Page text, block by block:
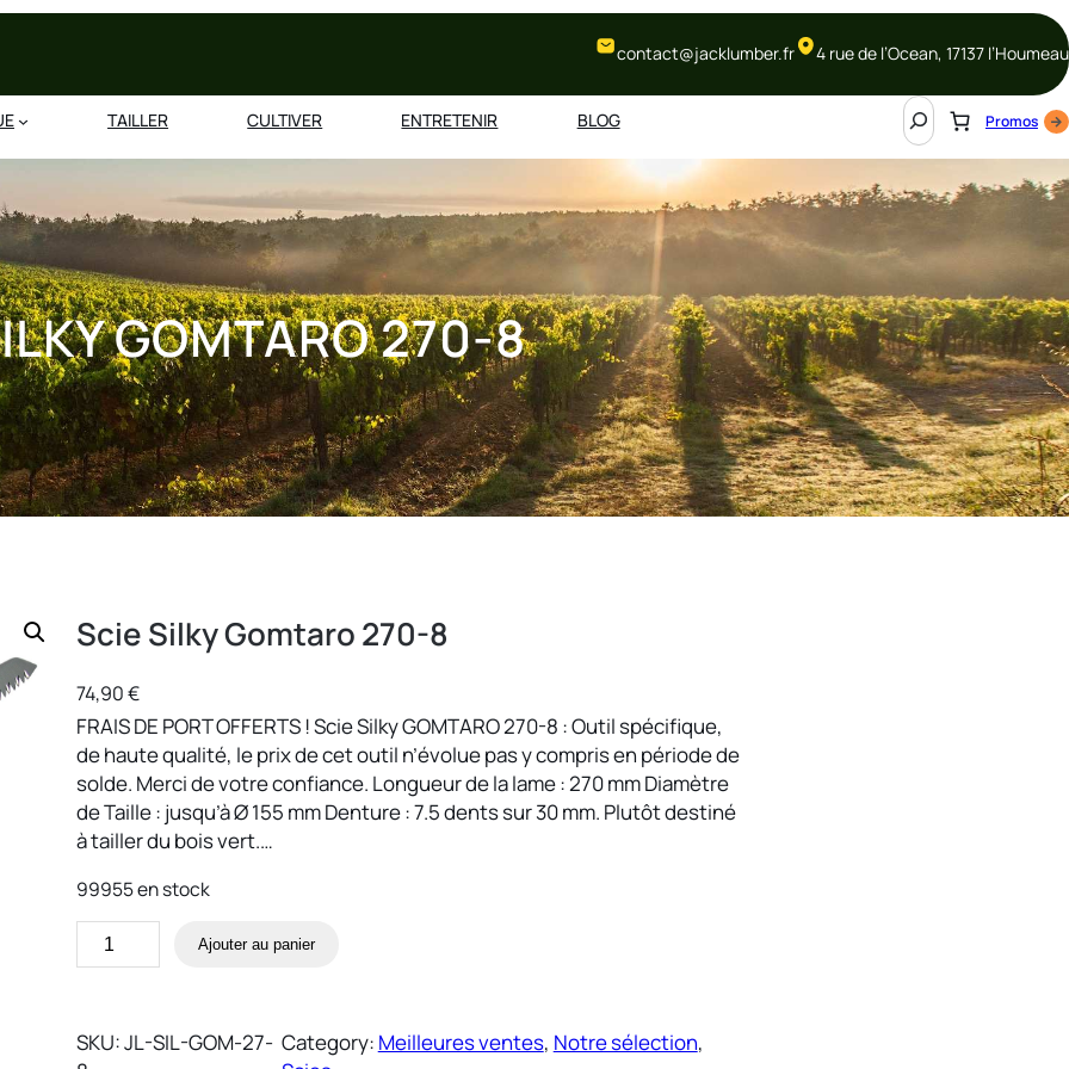
contact@jacklumber.fr 4 rue de l’Ocean, 17137 l’Houmeau
TAILLER CULTIVER ENTRETENIR BLOG
S
e
a
r
h
Promos
GOMTARO 270-8
Scie Silky Gomtaro 270-8
74,90€
FRAIS DE PORT OFFERTS ! Scie Silky GOMTARO 270-8 : Outil spécifique,
de haute qualité, le prix de cet outil n’évolue pas y compris en période de
solde. Merci de votre confiance. Longueur de la lame : 270 mm Diamètre
de Taille : jusqu’à Ø 155 mm Denture : 7.5 dents sur 30 mm. Plutôt destiné
à tailler du bois vert.…
99955 en stock
u
t
Ajouter au panier
l
r
SKU:JL-SIL-GOM-27- Category: Meilleures ventes, Notre sélection